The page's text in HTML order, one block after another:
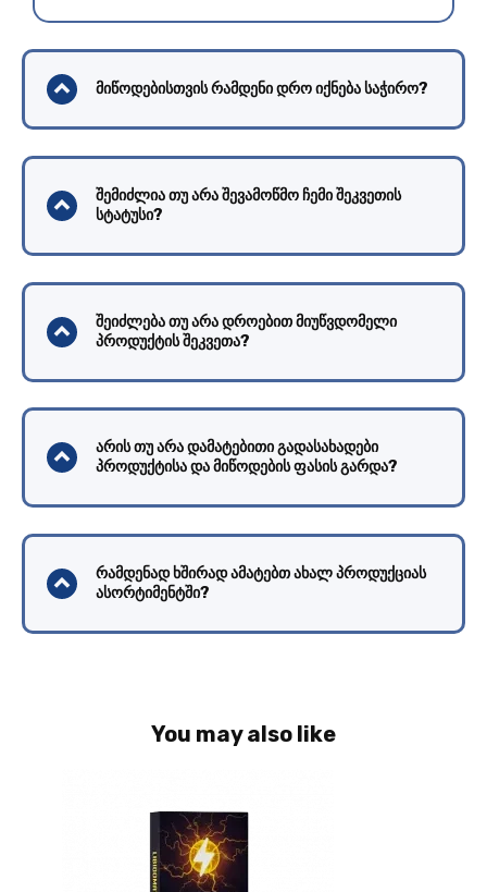
მიწოდებისთვის რამდენი დრო იქნება საჭირო?
შემიძლია თუ არა შევამოწმო ჩემი შეკვეთის
სტატუსი?
შეიძლება თუ არა დროებით მიუწვდომელი
პროდუქტის შეკვეთა?
არის თუ არა დამატებითი გადასახადები
პროდუქტისა და მიწოდების ფასის გარდა?
რამდენად ხშირად ამატებთ ახალ პროდუქციას
ასორტიმენტში?
You may also like